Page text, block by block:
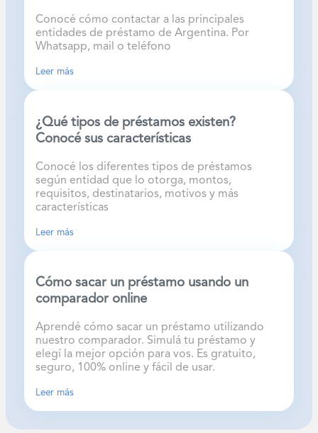
Conocé cómo contactar a las principales
entidades de préstamo de Argentina. Por
Whatsapp, mail o teléfono
Leer más
¿Qué tipos de préstamos existen?
Conocé sus características
Conocé los diferentes tipos de préstamos
según entidad que lo otorga, montos,
requisitos, destinatarios, motivos y más
características
Leer más
Cómo sacar un préstamo usando un
comparador online
Aprendé cómo sacar un préstamo utilizando
nuestro comparador. Simulá tu préstamo y
elegí la mejor opción para vos. Es gratuito,
seguro, 100% online y fácil de usar.
Leer más